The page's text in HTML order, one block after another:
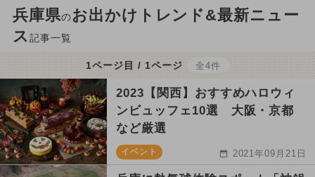
兵庫県のお出かけトレンド&最新ニュー
ス 記事一覧
1ページ目 / 1ページ 全4件
2023【関西】おすすめハロウィ
ンビュッフェ10選 大阪・京都
など厳選
イベント 2021年09月21日